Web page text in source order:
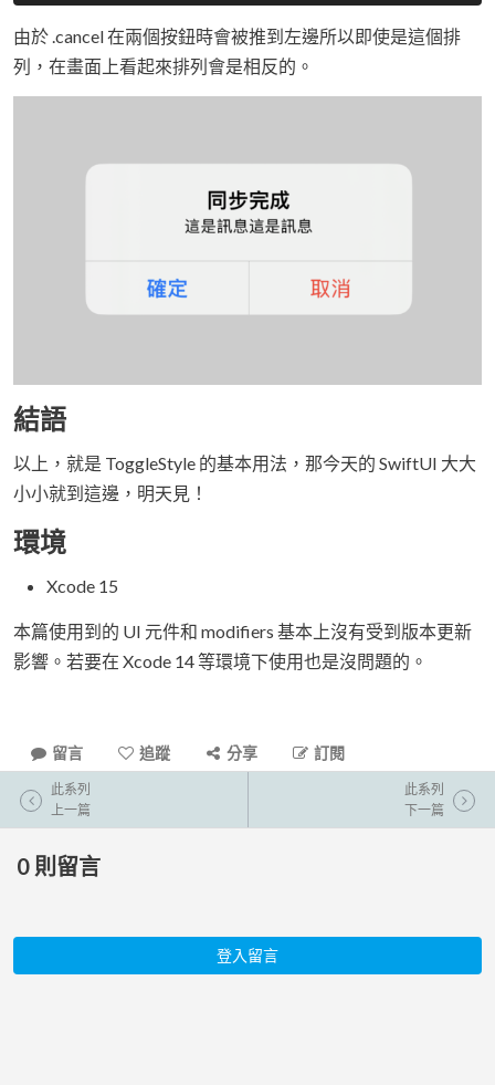
由於 .cancel 在兩個按鈕時會被推到左邊所以即使是這個排
列，在畫面上看起來排列會是相反的。
結語
以上，就是 ToggleStyle 的基本用法，那今天的 SwiftUI 大大
小小就到這邊，明天見！
環境
Xcode 15
本篇使用到的 UI 元件和 modifiers 基本上沒有受到版本更新
影響。若要在 Xcode 14 等環境下使用也是沒問題的。
留言 追蹤 分享 訂閱
此系列
上一篇
此系列
下一篇
0 則留言
登入留言